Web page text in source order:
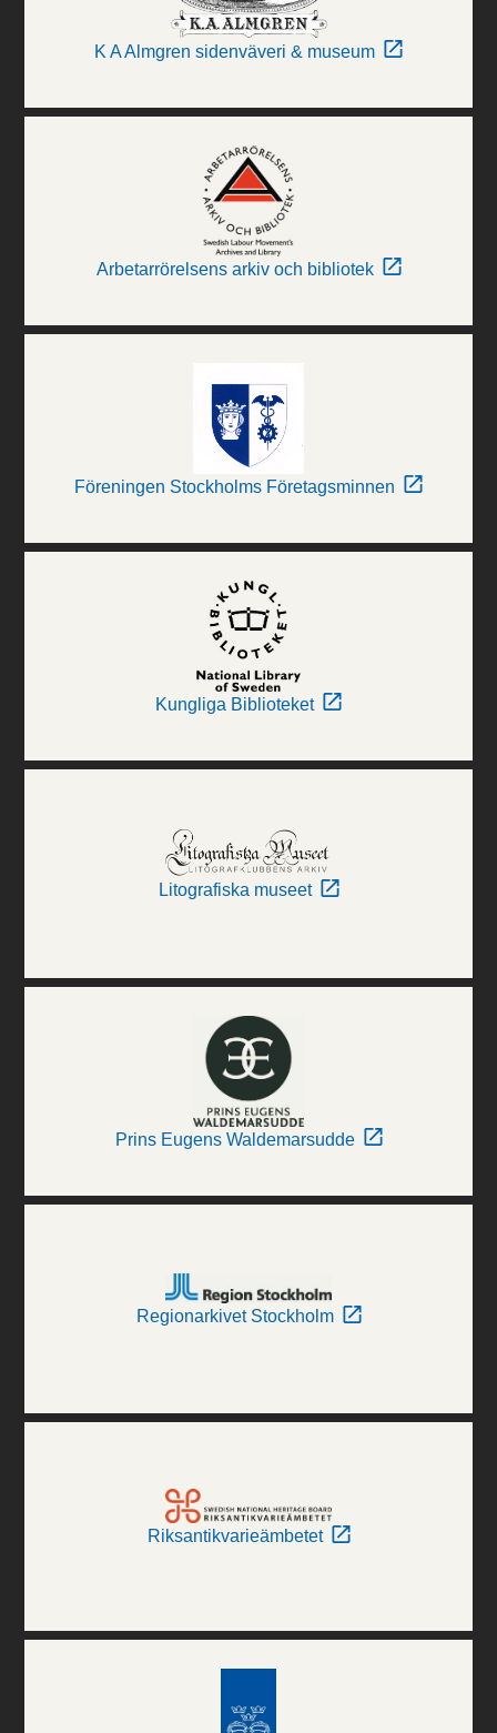
K A Almgren sidenväveri & museum
Arbetarrörelsens arkiv och bibliotek
Föreningen Stockholms Företagsminnen
Kungliga Biblioteket
Litografiska museet
Prins Eugens Waldemarsudde
Regionarkivet Stockholm
Riksantikvarieämbetet